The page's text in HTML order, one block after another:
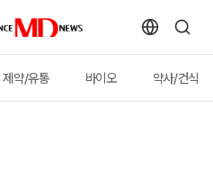
제약/유통 바이오 약사/건식